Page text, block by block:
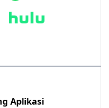
Aplikasi